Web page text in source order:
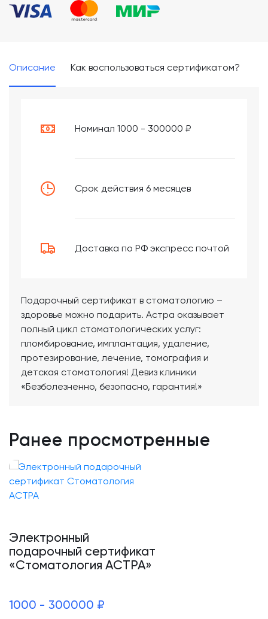
Описание Как воспользоваться сертификатом?
Номинал 1000 - 300000 ₽
Срок действия 6 месяцев
Доставка по РФ экспресс почтой
Подарочный сертификат в стоматологию –
здоровье можно подарить. Астра оказывает
полный цикл стоматологических услуг:
пломбирование, имплантация, удаление,
протезирование, лечение, томография и
детская стоматология! Девиз клиники
«Безболезненно, безопасно, гарантия!»
Ранее просмотренные
Электронный
подарочный сертификат
«Стоматология АСТРА»
1000 - 300000 ₽